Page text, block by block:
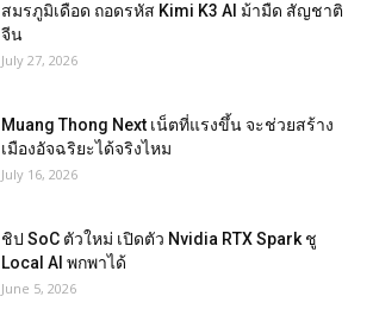
สมรภูมิเดือด ถอดรหัส Kimi K3 AI ม้ามืด สัญชาติ
จีน
July 27, 2026
Muang Thong Next เน็ตที่แรงขึ้น จะช่วยสร้าง
เมืองอัจฉริยะได้จริงไหม
July 16, 2026
ชิป SoC ตัวใหม่ เปิดตัว Nvidia RTX Spark ชู
Local AI พกพาได้
June 5, 2026